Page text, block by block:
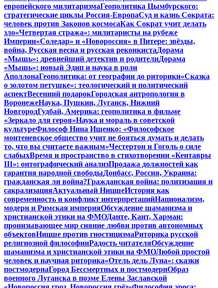
европейского милитаризмаГеополитика Цымбурского:
стратегические циклы Россия-ЕвропаСуд и казнь Сократа:
человек против Законов космосаКак Сократ учит делать
зло«Четвертая стража»: милитаристы на рубеже
Империи«Соледар» и «Новороссия» в Питере: звёзды,
война, Русская весна и русская реконкистаДорама
«Мышь»: древнейший детектив и родителиДорама
«Мышь»: новый Эдип и наука в роли
АполлонаГеополитика: от географии до риторики«Сказка
о золотом петушке»: теологический и политический
аспектВесенний подарокГородская антропология в
ВоронежеНаука, Пушкин, Луганск, Нижний
НовгородГудбай, Америка: геополитика в фильме
«Зеркало для героя»Наука и мораль в советской
культуреФилософ Нина Ищенко: «Философское
монтеневское общество учит не бояться думать и делать
то, что вы считаете важным»Честертон и Гоголь о силе
слабыхВремя и пространство в стихотворении «Кентавры
III»: онтографический анализПродажа должностей как
гарантия народной свободыДонбасс, Россия, Украина:
гражданская ли война?Гражданская война: политизация и
сакрализацияАктуальный НицшеИстория как
современность и конфликт интерпретацийНационализм,
модерн и Римская империяОбсуждение шаманизма и
христианской этики на ФМОДанте, Кант, Харман:
пронизывающее мир сияние любви против автономных
объектовНицше против гностицизмаРиторика русской
религиозной философииРадость читателяОбсуждение
шаманизма и христианской этики на ФМОЛюбой простой
человек и научная риторика«Отель дель Луна»: сказки
постмодернаГород Бессмертных и постмодернОбраз
военного Луганска в поэме Елены Заславской